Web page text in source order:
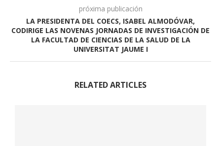
próxima publicación
LA PRESIDENTA DEL COECS, ISABEL ALMODÓVAR,
CODIRIGE LAS NOVENAS JORNADAS DE INVESTIGACIÓN DE
LA FACULTAD DE CIENCIAS DE LA SALUD DE LA
UNIVERSITAT JAUME I
RELATED ARTICLES